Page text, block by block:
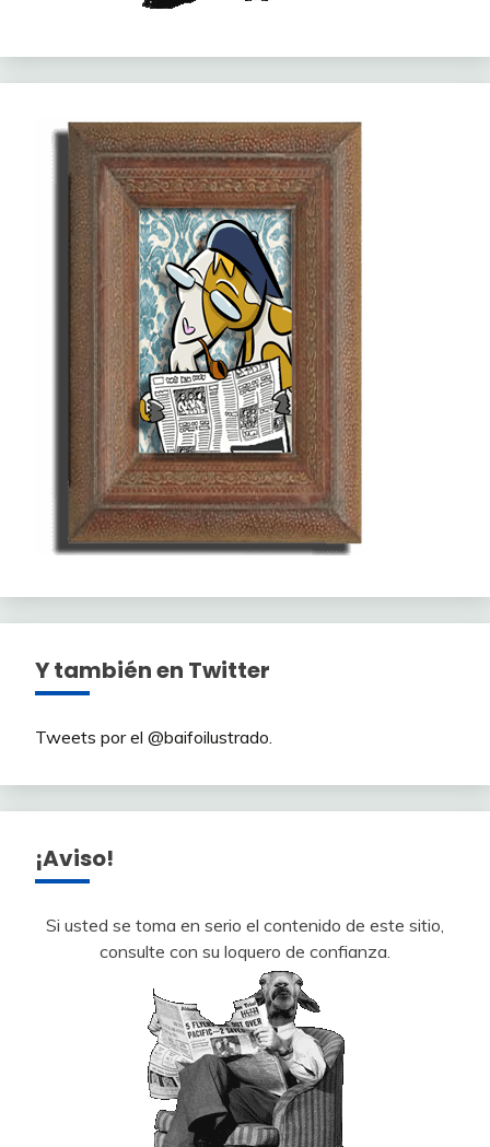
Y también en Twitter
Tweets por el @baifoilustrado.
¡Aviso!
Si usted se toma en serio el contenido de este sitio,
consulte con su loquero de confianza.